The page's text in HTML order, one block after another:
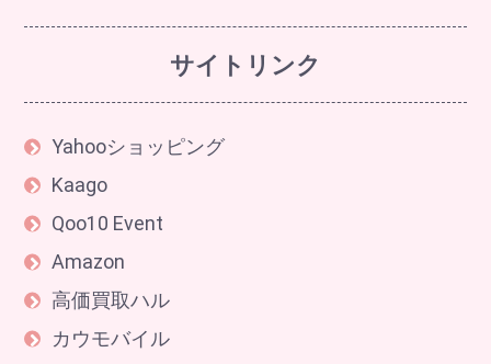
サイトリンク
Yahooショッピング
Kaago
Qoo10 Event
Amazon
高価買取ハル
カウモバイル